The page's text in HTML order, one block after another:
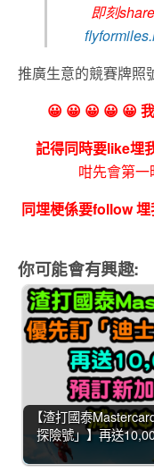
即刻
推廣生意的競賽牌照
😀 😀 😀 😀 😀
記得同時要like埋
咁先會第一
同埋梗係要follow 埋
你可能會有興趣:
【渣打國泰
探險號」】再送